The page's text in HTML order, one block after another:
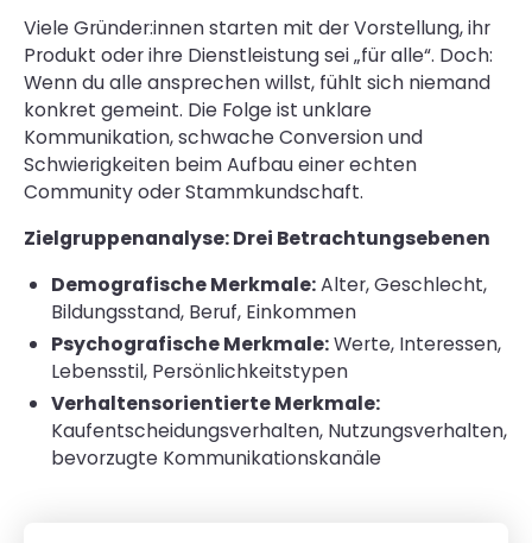
Viele Gründer:innen starten mit der Vorstellung, ihr
Produkt oder ihre Dienstleistung sei „für alle“. Doch:
Wenn du alle ansprechen willst, fühlt sich niemand
konkret gemeint. Die Folge ist unklare
Kommunikation, schwache Conversion und
Schwierigkeiten beim Aufbau einer echten
Community oder Stammkundschaft.
Zielgruppenanalyse: Drei Betrachtungsebenen
Demografische Merkmale:Alter, Geschlecht,
Bildungsstand, Beruf, Einkommen
Psychografische Merkmale:Werte, Interessen,
Lebensstil, Persönlichkeitstypen
Verhaltensorientierte Merkmale:
Kaufentscheidungsverhalten, Nutzungsverhalten,
bevorzugte Kommunikationskanäle